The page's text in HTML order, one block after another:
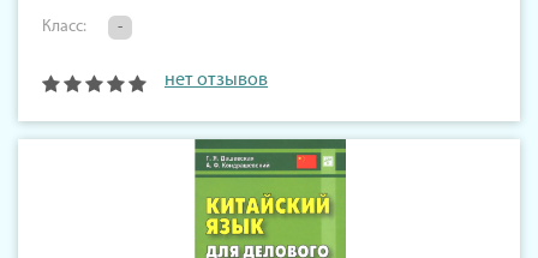
Класс: -
нет отзывов